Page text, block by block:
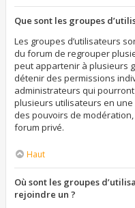
Que sont les groupes
Les groupes d’utilisateurs
du forum de regrouper
peut appartenir à plusieurs
détenir des permissions
administrateurs qui
plusieurs utilisateurs en
des pouvoirs de
forum privé.
Haut
Où sont les groupes
rejoindre un ?